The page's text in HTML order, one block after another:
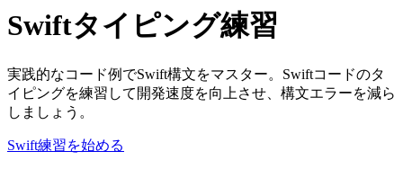
Swiftタイピング練習
実践的なコード例でSwift構文をマスター。Swiftコードのタ
イピングを練習して開発速度を向上させ、構文エラーを減ら
しましょう。
Swift練習を始める